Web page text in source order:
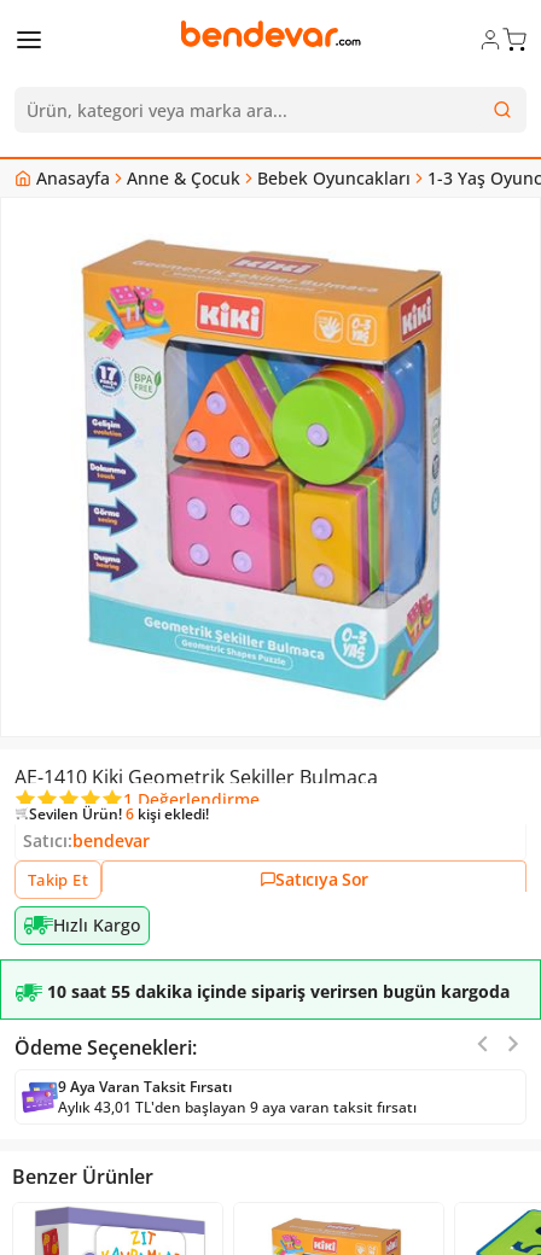
Anasayfa Anne & Çocuk Bebek Oyuncakları 1-3 Yaş
AE-1410 Kiki Geometrik Şekiller Bulmaca
1 Değerlendirme
Sevilen Ürün! 2 kişifavoriledi!
Sevilen Ürün!1168kişi inceledi!
Sevilen Ürün!6 kişi ekledi!
Sevilen Ürün!2 kişi
Satıcı:bendevar
Takip Et
Satıcıya Sor
Hızlı Kargo
10 saat 55 dakika içinde sipariş verirsen bugün kargoda
Ödeme Seçenekleri:
9 Aya Varan Taksit Fırsatı
Aylık 43,01 TL'den başlayan 9 aya varan taksit fırsatı
Benzer Ürünler